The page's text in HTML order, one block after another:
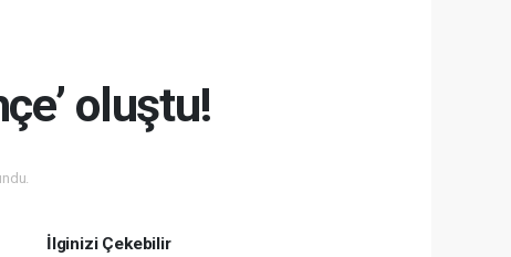
oluştu!
İlginizi Çekebilir